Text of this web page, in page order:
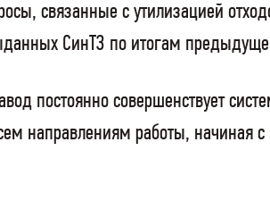
связанные с утилизацией
СинТЗ по итогам
постоянно совершенствует
направлениям работы, начиная